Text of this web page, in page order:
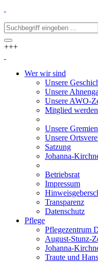
+++
Wer wir sind
Unsere
Unsere
Unsere AWO-
Mitglied werden
Unsere Gremien
Unsere
Satzung
Johanna-
Betriebsrat
Impressum
Transparenz
Datenschutz
Pflege
Pflegezentrum
August-Stunz-
Johanna-
Traute und